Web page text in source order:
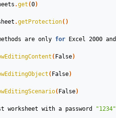
.get (0)
.getProtection()
are only for Excel 2000 and
( False)
( False)
( False)
worksheet with a password "1234"